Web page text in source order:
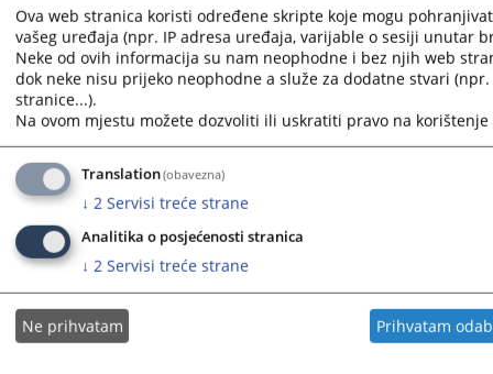
Kontakt
Mapa stranice
Redizajn web stranice je finansirala Evropska unija. Za njen sadržaj isključivo je odgovorno
Visoko sudsko i tužilačko vijeće BiH i ona ne odražava nužno stavove Evropske unije.
Ova web stranica koristi određene skripte koje mogu
vašeg uređaja (npr. IP adresa uređaja, varijable o sesiji unutar
Neke od ovih informacija su nam neophodne i bez njih web
dok neke nisu prijeko neophodne a služe za dodatne stvari
stranice...).
Na ovom mjestu možete dozvoliti ili uskratiti pravo na
Translation(obavezna)
↓ 2 Servisi treće strane
Analitika o posjećenosti stranica
↓ 2 Servisi treće strane
Ne prihvatam Prihvatam